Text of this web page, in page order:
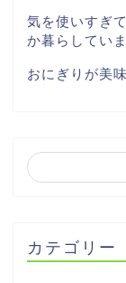
気を使いすぎ
か暮らしていま
おにぎりが美
カテゴリー